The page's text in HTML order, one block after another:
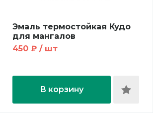
Эмаль термостойкая Кудо
для мангалов
450 ₽ / шт
В корзину